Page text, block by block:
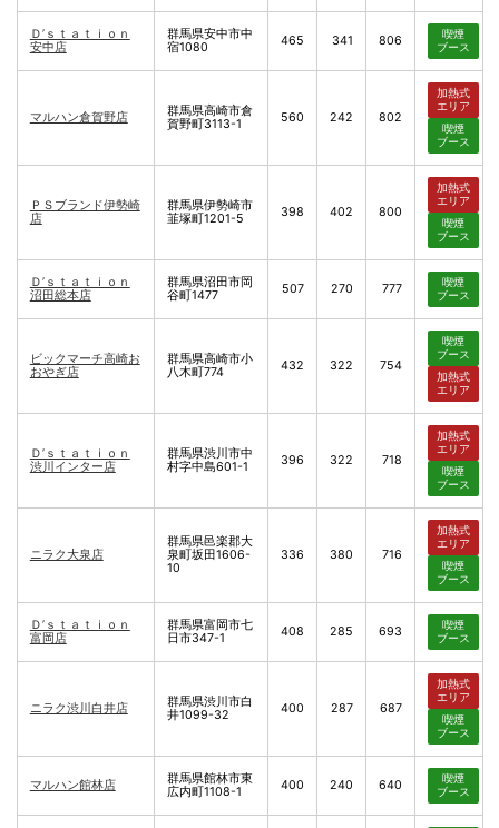
Ｄ’ｓｔａｔｉｏｎ
安中店
群馬県安中市中
宿1080
465 341 806
喫煙
ブース
マルハン倉賀野店
群馬県高崎市倉
賀野町3113-1
560 242 802
加熱式
エリア
喫煙
ブース
ＰＳブランド伊勢崎
店
群馬県伊勢崎市
韮塚町1201-5
398 402 800
加熱式
エリア
喫煙
ブース
Ｄ’ｓｔａｔｉｏｎ
沼田総本店
群馬県沼田市岡
谷町1477
507 270 777
喫煙
ブース
ビックマーチ高崎お
おやぎ店
群馬県高崎市小
八木町774
432 322 754
喫煙
ブース
加熱式
エリア
Ｄ’ｓｔａｔｉｏｎ
渋川インター店
群馬県渋川市中
村字中島601-1
396 322 718
加熱式
エリア
喫煙
ブース
ニラク大泉店
群馬県邑楽郡大
泉町坂田1606-
10
336 380 716
加熱式
エリア
喫煙
ブース
Ｄ’ｓｔａｔｉｏｎ
富岡店
群馬県富岡市七
日市347-1
408 285 693
喫煙
ブース
ニラク渋川白井店
群馬県渋川市白
井1099-32
400 287 687
加熱式
エリア
喫煙
ブース
マルハン館林店
群馬県館林市東
広内町1108-1
400 240 640
喫煙
ブース